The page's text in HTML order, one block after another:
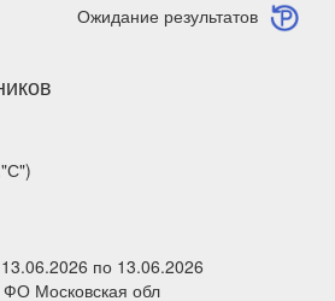
Ожидание результатов
по 13.06.2026
Московская обл